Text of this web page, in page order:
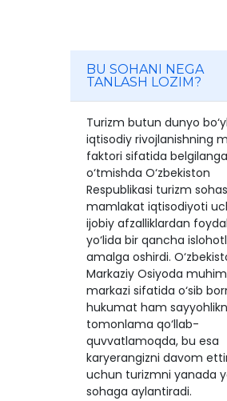
BU SOHANI NEGA
TANLASH LOZIM?
Turizm butun dunyo
iqtisodiy rivojlanishning
faktori sifatida
o‘tmishda O‘zbekiston
Respublikasi turizm
mamlakat iqtisodiyoti
ijobiy afzalliklardan
yo‘lida bir qancha
amalga oshirdi.
Markaziy Osiyoda
markazi sifatida o‘sib
hukumat ham
tomonlama qo‘llab-
quvvatlamoqda, bu esa
karyerangizni davom
uchun turizmni yanada
sohaga aylantiradi.